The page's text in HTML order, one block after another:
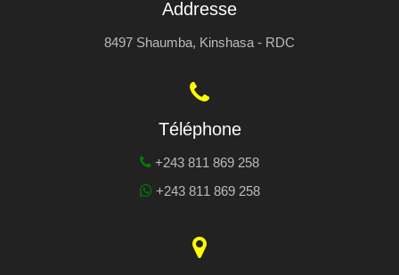
Addresse
8497 Shaumba, Kinshasa - RDC
Téléphone
+243 811 869 258
+243 811 869 258